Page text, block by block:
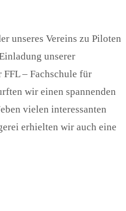
unseres Vereins zu Piloten
unserer
– Fachschule für
wir einen spannenden
vielen interessanten
erhielten wir auch eine